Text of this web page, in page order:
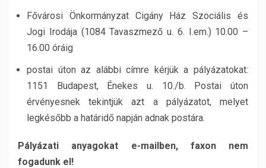
Fővárosi Önkormányzat Cigány Ház Szociális és
Jogi Irodája (1084 Tavaszmező u. 6. I.em.) 10.00 –
16.00 óráig
postai úton az alábbi címre kérjük a pályázatokat:
1151 Budapest, Énekes u. 10./b. Postai úton
érvényesnek tekintjük azt a pályázatot, melyet
legkésőbb a határidő napján adnak postára.
Pályázati anyagokat e-mailben, faxon nem
fogadunk el!